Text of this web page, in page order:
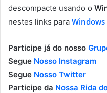
descompacte usando o
nestes links para Windows
Participe já do nosso
Segue Nosso Instagram
Segue Nosso Twitter
Participe da Nossa Rida